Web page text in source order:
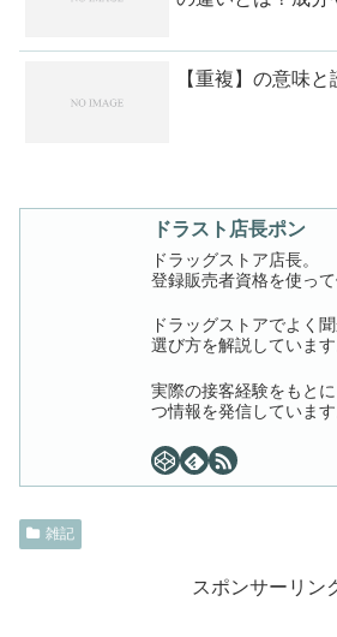
【重複】の意味と
ドラスト店長ポン
ドラッグストア店長。
登録販売者資格を使って
ドラッグストアでよく
選び方を解説しています
実際の接客経験をもと
つ情報を発信しています
雑記
スポンサーリン